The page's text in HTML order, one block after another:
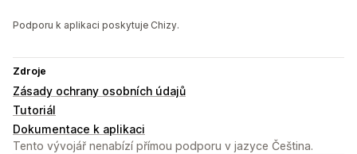
Podporu k aplikaci poskytuje Chizy.
Zdroje
Zásady ochrany osobních údajů
Tutoriál
Dokumentace k aplikaci
Tento vývojář nenabízí přímou podporu v jazyce Čeština.